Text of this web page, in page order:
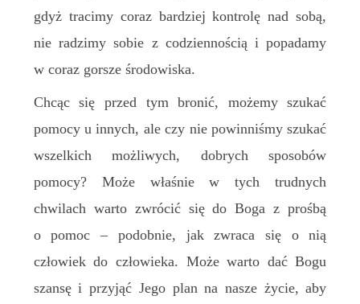
gdyż tracimy coraz bardziej kontrolę nad sobą,
nie radzimy sobie z codziennością i popadamy
w coraz gorsze środowiska.
Chcąc się przed tym bronić, możemy szukać
pomocy u innych, ale czy nie powinniśmy szukać
wszelkich możliwych, dobrych sposobów
pomocy? Może właśnie w tych trudnych
chwilach warto zwrócić się do Boga z prośbą
o pomoc – podobnie, jak zwraca się o nią
człowiek do człowieka. Może warto dać Bogu
szansę i przyjąć Jego plan na nasze życie, aby